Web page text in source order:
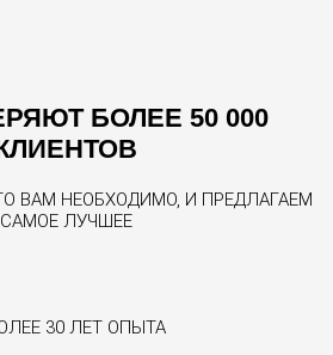
БОЛЕЕ 50 000
ВАМ НЕОБХОДИМО, И ПРЕДЛАГАЕМ
САМОЕ ЛУЧШЕЕ